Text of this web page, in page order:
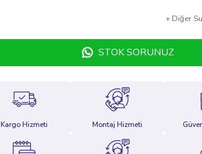
+ Diğer
STOK SORUNUZ
Kargo Hizmeti Montaj Hizmeti